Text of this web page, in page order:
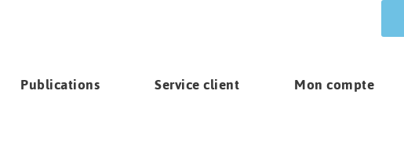
Publications Service client Mon compte